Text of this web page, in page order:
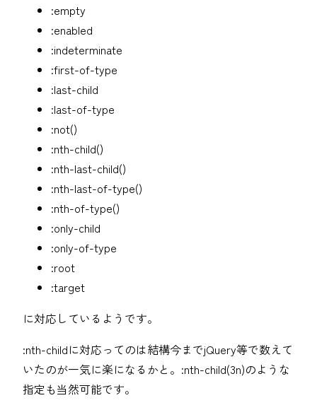
:empty
:enabled
:indeterminate
:first-of-type
:last-child
:last-of-type
:not()
:nth-child()
:nth-last-child()
:nth-last-of-type()
:nth-of-type()
:only-child
:only-of-type
:root
:target
に対応しているようです。
:nth-childに対応ってのは結構今までjQuery等で数えて
いたのが一気に楽になるかと。:nth-child(3n)のような
指定も当然可能です。